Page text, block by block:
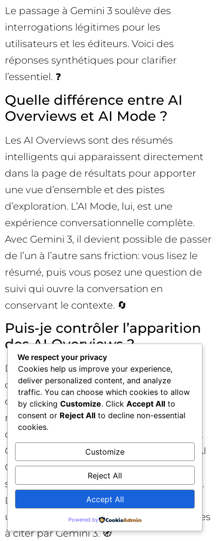
Le passage à Gemini 3 soulève des
interrogations légitimes pour les
utilisateurs et les éditeurs. Voici des
réponses synthétiques pour clarifier
l’essentiel. ❓
Quelle différence entre AI
Overviews et AI Mode ?
Les AI Overviews sont des résumés
intelligents qui apparaissent directement
dans la page de résultats pour apporter
une vue d’ensemble et des pistes
d’exploration. L’AI Mode, lui, est une
expérience conversationnelle complète.
Avec Gemini 3, il devient possible de passer
de l’un à l’autre sans friction: vous lisez le
résumé, puis vous posez une question de
suivi qui ouvre la conversation en
conservant le contexte. 🔄
Puis-je contrôler l’apparition
des AI Overviews ?
Du point de vue utilisateur, l’apparition
dépend du type de requête et de la
disponibilité de la fonctionnalité sur votre
marché. Certaines recherches
déclencheront le résumé IA, d’autres non.
Côté éditeurs, on ne “déclenche” pas un AI
Overview; on optimise pour être une
source pertinente quand celui-ci s’affiche.
La clé consiste à produire des contenus
utiles, fiables et bien structurés, plus faciles
à citer par Gemini 3. 🧭
We respect your privacy
Cookies help us improve your experience,
deliver personalized content, and analyze
traffic. You can choose which cookies to allow
by clicking Customize. Click Accept All to
consent or Reject All to decline non-essential
cookies.
Customize
Reject All
Accept All
Powered by